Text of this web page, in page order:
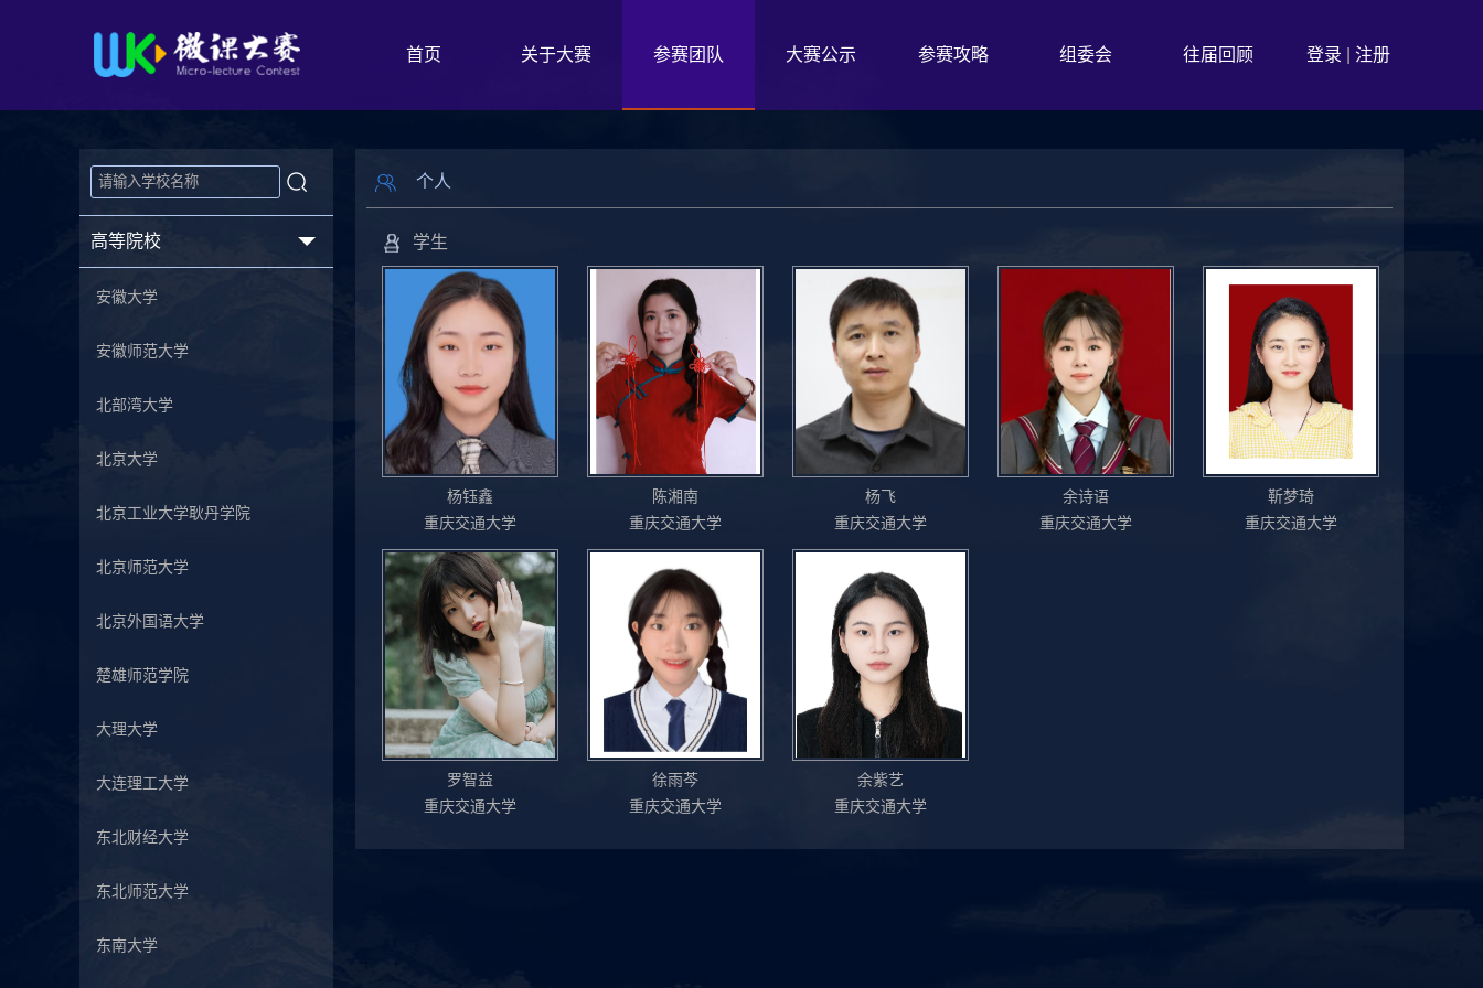
首页 关于大赛 参赛团队 大赛公示 参赛攻略 组委会 往届回顾 登录 注册
高等院校
安徽大学
安徽师范大学
北部湾大学
北京大学
北京工业大学耿丹学院
北京师范大学
北京外国语大学
楚雄师范学院
大理大学
大连理工大学
东北财经大学
东北师范大学
东南大学
个人
学生
杨钰鑫
重庆交通大学
陈湘南
重庆交通大学
杨飞
重庆交通大学
余诗语
重庆交通大学
靳梦琦
重庆交通大学
罗智益
重庆交通大学
徐雨芩
重庆交通大学
余紫艺
重庆交通大学